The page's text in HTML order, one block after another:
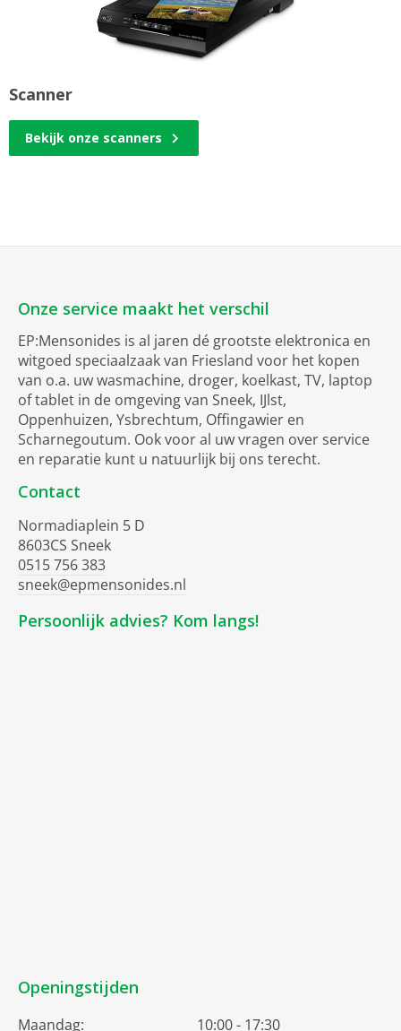
Scanner
Bekijk onze scanners
Onze service maakt het verschil
EP:Mensonides is al jaren dé grootste elektronica en
witgoed speciaalzaak van Friesland voor het kopen
van o.a. uw wasmachine, droger, koelkast, TV, laptop
of tablet in de omgeving van Sneek, IJlst,
Oppenhuizen, Ysbrechtum, Offingawier en
Scharnegoutum. Ook voor al uw vragen over service
en reparatie kunt u natuurlijk bij ons terecht.
Contact
Normadiaplein 5 D
8603CS Sneek
0515 756 383
sneek@epmensonides.nl
Persoonlijk advies? Kom langs!
Openingstijden
Maandag:
10:00 - 17:30